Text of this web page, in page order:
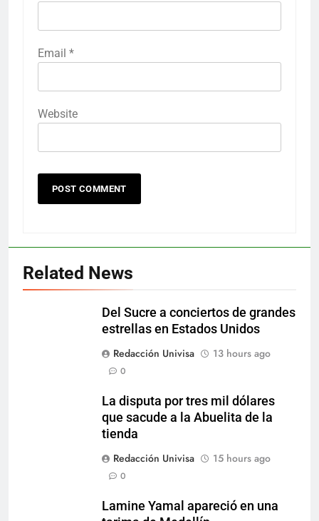
Email *
Website
Related News
Del Sucre a conciertos de grandes
estrellas en Estados Unidos
Redacción Univisa
13 hours ago
0
La disputa por tres mil dólares
que sacude a la Abuelita de la
tienda
Redacción Univisa
15 hours ago
0
Lamine Yamal apareció en una